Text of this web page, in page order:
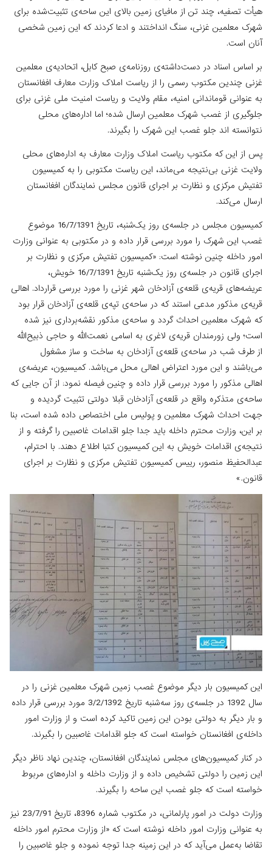
هیأت تصفیه، چند تن از مافیای زمین بالای این ساحه‌ی تثبیت‌شده برای
شهرک معلمین غزنی، سنگ انداختند و ادعا کردند که این زمین شخصی
آنان است.
بر اساس اسناد در دست‌داشته‌ی روزنامه‌ی صبح کابل، اتحادیه‌ی معلمین
غزنی چندین مکتوب رسمی را از ریاست املاک وزارت معارف افغانستان
به عنوانی قوماندانی امنیه، مقام ولایت و ریاست امنیت ملی غزنی برای
جلوگیری از غصب شهرک معلمین ارسال شده؛ اما اداره‌های محلی
نتوانسته‌ اند جلو غصب این شهرک را بگیرند.
پس از این‌ که مکتوب ریاست املاک وزارت معارف به اداره‌های محلی
ولایت غزنی بی‌نتیجه می‌ماند، این ریاست مکتوبی را به کمیسیون
تفتیش مرکزی و نظارت بر اجرای قانون مجلس نمایندگان افغانستان
ارسال می‌کند.
کمیسیون مجلس در جلسه‌ی روز یک‌شنبه، تاریخ 16/7/1391 موضوع
غصب این شهرک را مورد بررسی قرار داده و در مکتوبی به عنوانی وزارت
امور داخله چنین نوشته است: «کمیسیون تفتیش مرکزی و نظارت بر
اجرای قانون در جلسه‌ی روز یک‌شنبه تاریخ 16/7/1391 خویش،
عریضه‌های قریه‌ی قلعه‌ی آزادخان شهر غزنی را مورد بررسی قرارداد. اهالی
قریه‌ی مذکور مدعی استند که در ساحه‌ی تپه‌ی قلعه‌ی آزادخان قرار بود
که شهرک معلمین احداث گردد و ساحه‌ی مذکور نقشه‌برداری نیز شده
است؛ ولی زورمندان قریه‌ی لاغری به اسامی نعمت‌الله و حاجی ذبیح‌الله
از طرف شب در ساحه‌ی قلعه‌ی آزادخان به ساخت و ساز مشغول
می‌باشند و این مورد اعتراض اهالی محل می‌باشد. کمیسیون، عریضه‌ی
اهالی مذکور را مورد بررسی قرار داده و چنین فیصله نمود: از آن جایی ‌که
ساحه‌ی متذکره واقع در قلعه‌ی آزادخان قبلا دولتی تثبیت گردیده و
جهت احداث شهرک معلمین و پولیس ملی اختصاص داده شده است، بنا
بر این، وزارت محترم داخله باید جدا جلو اقدامات غاصبین را گرفته و از
نتیجه‌ی اقدامات خویش به این کمیسیون کتبا اطلاع دهند. با احترام،
عبدالحفیظ منصور، رییس کمیسیون تفتیش مرکزی و نظارت بر اجرای
قانون.»
این کمیسیون بار دیگر موضوع غصب زمین شهرک معلمین غزنی را در
سال 1392 در جلسه‌ی روز سه‌شنبه تاریخ 3/2/1392 مورد بررسی قرار داده
و بار دیگر به دولتی بودن این زمین تاکید کرده است و از وزارت امور
داخله‌ی افغانستان خواسته است که جلو اقدامات غاصبین را بگیرند.
در کنار کمیسیون‌های مجلس نمایندگان افغانستان، چندین نهاد ناظر دیگر
این زمین را دولتی تشخیص داده و از وزارت داخله و اداره‌های مربوط
خواسته است که جلو غصب این ساحه را بگیرند.
وزارت دولت در امور پارلمانی، در مکتوب شماره 8396، تاریخ 23/7/91 نیز
به عنوانی وزارت امور داخله نوشته است که «از وزارت محترم امور داخله
تقاضا به‌عمل می‌آید که در این زمینه جدا توجه نموده و جلو غاصبین را